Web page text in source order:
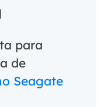
para
de
Seagate